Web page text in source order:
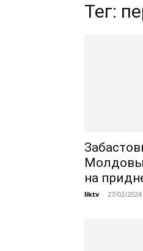
Тег:
на
liktv - 27/02/